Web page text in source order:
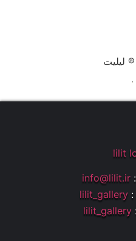
.
info@lilit.ir
:
lilit_gallery
lilit_gallery